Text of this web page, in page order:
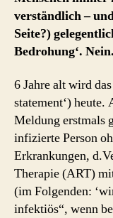
verständlich –
Seite?)
Bedrohung‘.
6 Jahre alt wird das
statement‘) heute.
Meldung erstmals
infizierte Person
Erkrankungen,
Therapie (ART)
(im Folgenden:
infektiös“, wenn